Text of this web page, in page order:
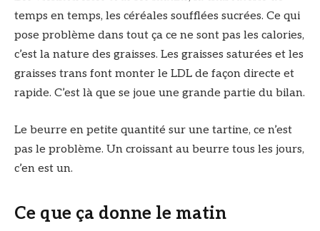
temps en temps, les céréales soufflées sucrées. Ce qui
pose problème dans tout ça ce ne sont pas les calories,
c’est la nature des graisses. Les graisses saturées et les
graisses trans font monter le LDL de façon directe et
rapide. C’est là que se joue une grande partie du bilan.
Le beurre en petite quantité sur une tartine, ce n’est
pas le problème. Un croissant au beurre tous les jours,
c’en est un.
Ce que ça donne le matin